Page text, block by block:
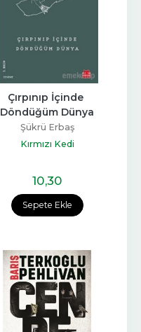
Sepete Ekle
Çırpınıp İçinde
Döndüğüm Dünya
Şükrü Erbaş
Kırmızı Kedi
10,30